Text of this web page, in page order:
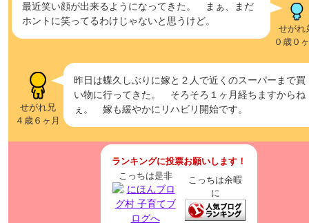
最近笑い顔が出来るようになってきた。 まぁ、まだ
ホントに笑ってるわけじゃないと思うけど。
せがれ
０歳０
せがれ兄
４歳６ヶ月
昨日は蝶久しぶりに嫁と２人で近くのスーパーまで買
い物に行ってきた。 そろそろ１ヶ月経ちますからね
ぇ。 嫁も緩やかにリハビリ開始です。
ランキングに投票お願いします！
こっちは是非
こっちは余暇
に